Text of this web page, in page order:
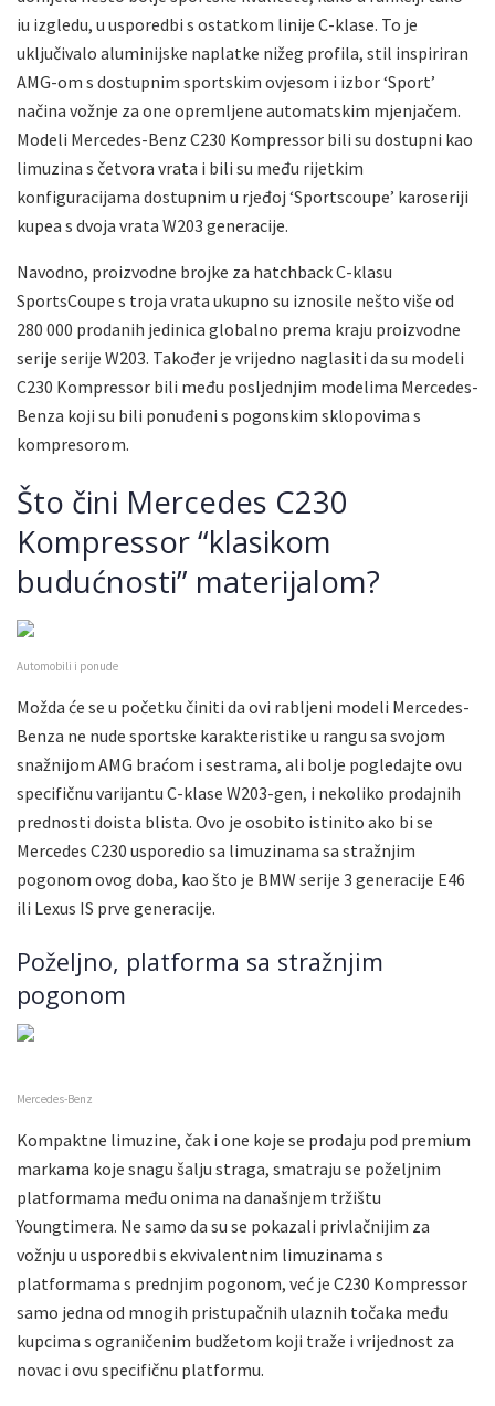
iu izgledu, u usporedbi s ostatkom linije C-klase. To je
uključivalo aluminijske naplatke nižeg profila, stil inspiriran
AMG-om s dostupnim sportskim ovjesom i izbor ‘Sport’
načina vožnje za one opremljene automatskim mjenjačem.
Modeli Mercedes-Benz C230 Kompressor bili su dostupni kao
limuzina s četvora vrata i bili su među rijetkim
konfiguracijama dostupnim u rjeđoj ‘Sportscoupe’ karoseriji
kupea s dvoja vrata W203 generacije.
Navodno, proizvodne brojke za hatchback C-klasu
SportsCoupe s troja vrata ukupno su iznosile nešto više od
280 000 prodanih jedinica globalno prema kraju proizvodne
serije serije W203. Također je vrijedno naglasiti da su modeli
C230 Kompressor bili među posljednjim modelima Mercedes-
Benza koji su bili ponuđeni s pogonskim sklopovima s
kompresorom.
Što čini Mercedes C230
Kompressor “klasikom
budućnosti” materijalom?
Automobili i ponude
Možda će se u početku činiti da ovi rabljeni modeli Mercedes-
Benza ne nude sportske karakteristike u rangu sa svojom
snažnijom AMG braćom i sestrama, ali bolje pogledajte ovu
specifičnu varijantu C-klase W203-gen, i nekoliko prodajnih
prednosti doista blista. Ovo je osobito istinito ako bi se
Mercedes C230 usporedio sa limuzinama sa stražnjim
pogonom ovog doba, kao što je BMW serije 3 generacije E46
ili Lexus IS prve generacije.
Poželjno, platforma sa stražnjim
pogonom
Mercedes-Benz
Kompaktne limuzine, čak i one koje se prodaju pod premium
markama koje snagu šalju straga, smatraju se poželjnim
platformama među onima na današnjem tržištu
Youngtimera. Ne samo da su se pokazali privlačnijim za
vožnju u usporedbi s ekvivalentnim limuzinama s
platformama s prednjim pogonom, već je C230 Kompressor
samo jedna od mnogih pristupačnih ulaznih točaka među
kupcima s ograničenim budžetom koji traže i vrijednost za
novac i ovu specifičnu platformu.